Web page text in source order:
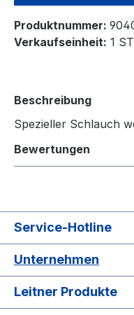
Produktnummer:
Verkaufseinheit: 1
Beschreibung
Spezieller Schlauch
Bewertungen
Service-Hotline
Unternehmen
Leitner Produkte